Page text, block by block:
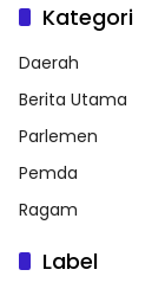
Kategori
Daerah
Berita Utama
Parlemen
Pemda
Ragam
Label